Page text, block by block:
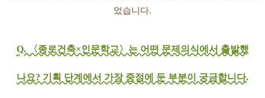
었습니다.
Q. 〈종로건축×인문학교〉는 어떤 문제의식에서 출발했
나요? 기획 단계에서 가장 중점에 둔 부분이 궁금합니다.